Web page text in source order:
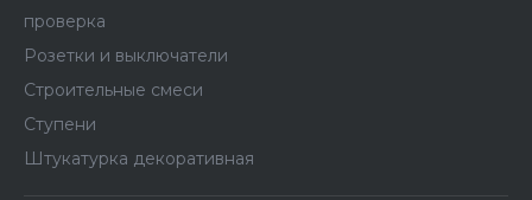
проверка
Розетки и выключатели
Строительные смеси
Ступени
Штукатурка декоративная